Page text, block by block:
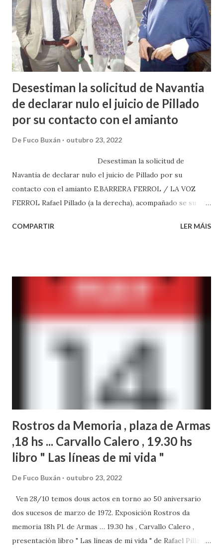
Desestiman la solicitud de Navantia
de declarar nulo el juicio de Pillado
por su contacto con el amianto
De Fuco Buxán outubro 23, 2022
Desestiman la solicitud de
Navantia de declarar nulo el juicio de Pillado por su
contacto con el amianto E.BARRERA FERROL / LA VOZ
FERROL Rafael Pillado (a la derecha), acompañado se su
Ferrol el día de la celebración de la vista. JOSE PARDO La
h. Comentar · 1 La Letrada de la Administración de Justicia
extrabajador de la antigua Bazán, Rafael Pillado , por su
contacto del amianto se celebró con todas las garantías.
Así, se ha desestimado el recurso de reposición
planteado por Izar y Navantia par...
COMPARTIR LER MÁIS
Rostros da Memoria , plaza de Armas
,18 hs ... Carvallo Calero , 19.30 hs
libro " Las líneas de mi vida "
De Fuco Buxán outubro 23, 2022
Ven 28/10 temos dous actos en torno ao 50 aniversario
dos sucesos de marzo de 1972. Exposición Rostros da
memoria 18h Pl. de Armas … 19.30 hs , Carvallo Calero ,
presentación libro " Las líneas de mi vida " de Rafael Pillado